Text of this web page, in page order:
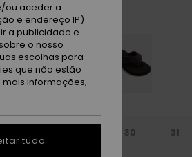
brown/black
30 31
ou aceder a
e endereço IP)
a publicidade e
o nosso
escolhas para
que não estão
informações,
tudo